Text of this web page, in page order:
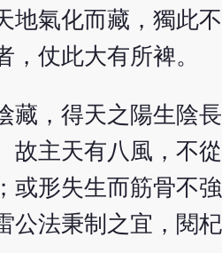
地氣化而藏，獨此
仗此大有所裨。
，得天之陽生陰
故主天有八風，不
或形失生而筋骨不
法秉制之宜，閱杞